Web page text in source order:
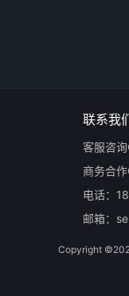
联系我
客服咨
商务合
电话：
邮箱：
Copyright